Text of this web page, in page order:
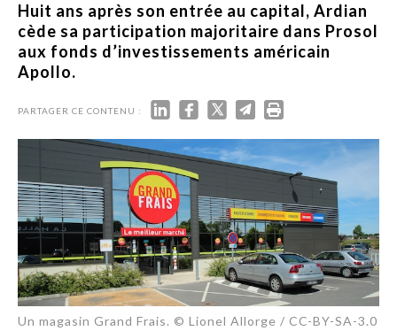
Huit ans après son entrée au capital, Ardian
cède sa participation majoritaire dans Prosol
aux fonds d’investissements américain
Apollo.
PARTAGER CE CONTENU :
Un magasin Grand Frais. © Lionel Allorge / CC-BY-SA-3.0